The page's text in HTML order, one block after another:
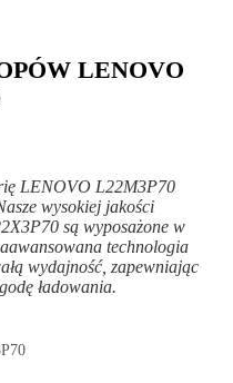
LENOVO
LENOVO L22M3P70
wysokiej jakości
są wyposażone w
technologia
wydajność, zapewniając
ładowania.